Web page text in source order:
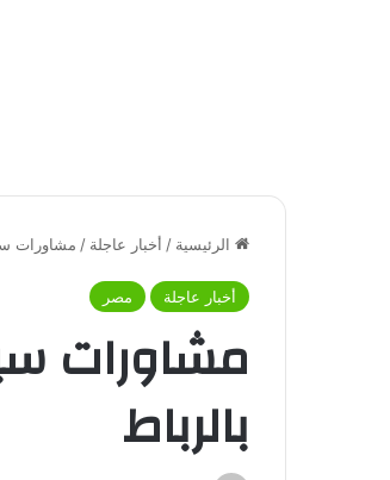
الرئيسية / أخبار عاجلة / مشاورات
أخبار عاجلة مصر
مشاورات
بالرباط